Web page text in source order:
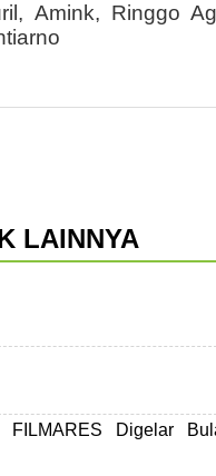
Amink, Ringgo
LAINNYA
FILMARES Digelar